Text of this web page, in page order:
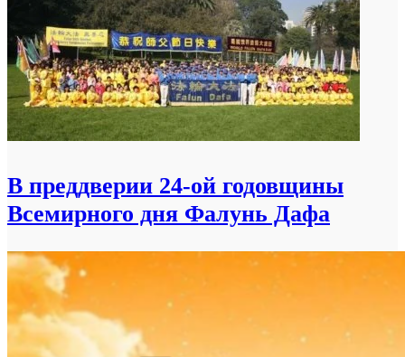
В преддверии 24-ой годовщины
Всемирного дня Фалунь Дафа